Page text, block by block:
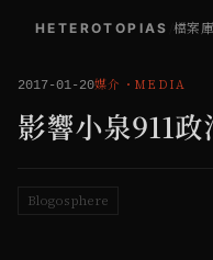
HETEROTOPIAS 檔案庫
2017-01-20媒介 ・ MEDIA
影響小泉911
Blogosphere